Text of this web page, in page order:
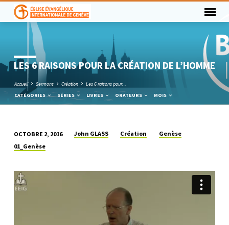
LES 6 RAISONS POUR LA CRÉATION DE L’HOMME
Accueil Sermons Création
Les 6 raisons pour…
CATÉGORIES
SÉRIES LIVRES ORATEURS MOIS
LES
RAISONS
POUR
LA
OCTOBRE 2, 2016 John GLASS Création
Genèse
01_Genèse